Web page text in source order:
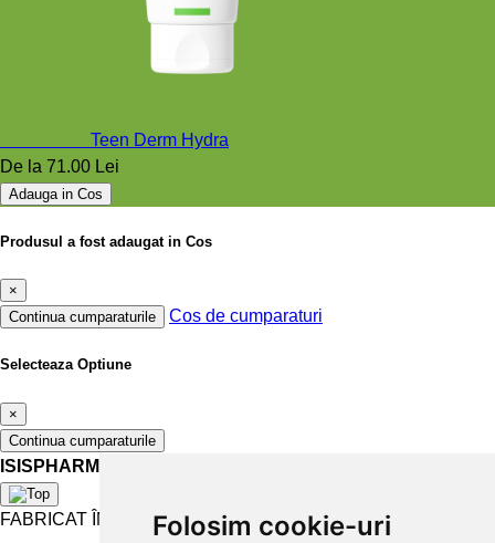
Folosim cookie-uri
Teen Derm Hydra
De la 71.00 Lei
Adauga in Cos
Produsul a fost adaugat in Cos
×
Continua cumparaturile
Cos de cumparaturi
Selecteaza Optiune
×
Continua cumparaturile
ISISPHARMA
FABRICAT ÎN FRANȚA